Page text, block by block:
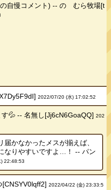
自慢コメント) -- のゝむら牧場[t
2022/07/20 (水) 17:02:52
💦 -- 名無し[Jj6cN6GoaQQ]202
かなかったメスが揃えば、
なりやすいですよ…！ -- パン
22:48:53
[CNSYV0lqff2]2022/04/22 (金) 23:33:5